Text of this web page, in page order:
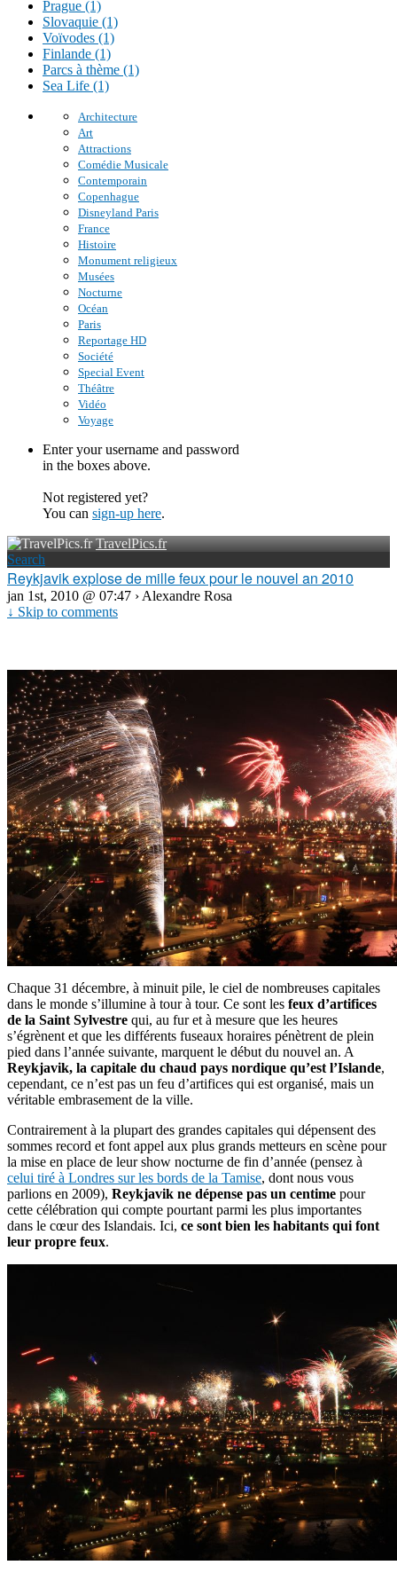
Prague (1)
Slovaquie (1)
Voïvodes (1)
Finlande (1)
Parcs à thème (1)
Sea Life (1)
Architecture
Art
Attractions
Comédie Musicale
Contemporain
Copenhague
Disneyland Paris
France
Histoire
Monument religieux
Musées
Nocturne
Océan
Paris
Reportage HD
Société
Special Event
Théâtre
Vidéo
Voyage
Enter your username and password
in the boxes above.
Not registered yet?
You can sign-up here.
TravelPics.fr
Search
Reykjavik explose de mille feux pour le nouvel an 2010
jan 1st, 2010 @ 07:47 › Alexandre Rosa
↓ Skip to comments
Chaque 31 décembre, à minuit pile, le ciel de nombreuses capitales
dans le monde s’illumine à tour à tour. Ce sont les feux d’artifices
de la Saint Sylvestre qui, au fur et à mesure que les heures
s’égrènent et que les différents fuseaux horaires pénètrent de plein
pied dans l’année suivante, marquent le début du nouvel an. A
Reykjavik, la capitale du chaud pays nordique qu’est l’Islande,
cependant, ce n’est pas un feu d’artifices qui est organisé, mais un
véritable embrasement de la ville.
Contrairement à la plupart des grandes capitales qui dépensent des
sommes record et font appel aux plus grands metteurs en scène pour
la mise en place de leur show nocturne de fin d’année (pensez à
celui tiré à Londres sur les bords de la Tamise, dont nous vous
parlions en 2009), Reykjavik ne dépense pas un centime pour
cette célébration qui compte pourtant parmi les plus importantes
dans le cœur des Islandais. Ici, ce sont bien les habitants qui font
leur propre feux.